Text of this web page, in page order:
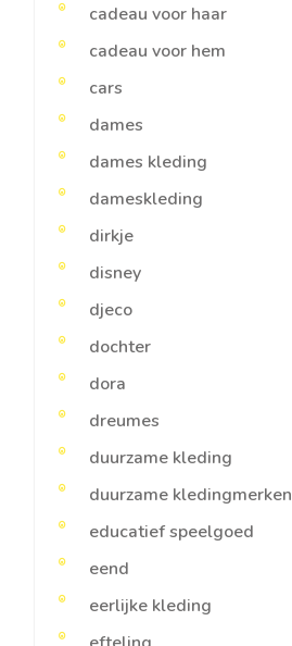
cadeau voor haar
cadeau voor hem
cars
dames
dames kleding
dameskleding
dirkje
disney
djeco
dochter
dora
dreumes
duurzame kleding
duurzame kledingmerken
educatief speelgoed
eend
eerlijke kleding